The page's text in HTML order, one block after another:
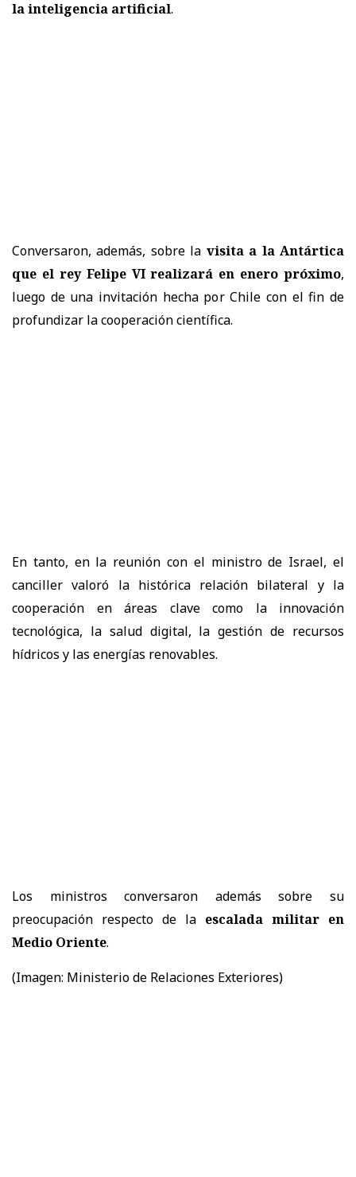
la inteligencia artificial.
Conversaron, además, sobre la visita a la Antártica
que el rey Felipe VI realizará en enero próximo,
luego de una invitación hecha por Chile con el fin de
profundizar la cooperación científica.
En tanto, en la reunión con el ministro de Israel, el
canciller valoró la histórica relación bilateral y la
cooperación en áreas clave como la innovación
tecnológica, la salud digital, la gestión de recursos
hídricos y las energías renovables.
Los ministros conversaron además sobre su
preocupación respecto de la escalada militar en
Medio Oriente.
(Imagen: Ministerio de Relaciones Exteriores)